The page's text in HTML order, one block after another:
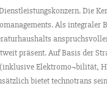
Die
Als integraler
präsent. Auf Basis der
Elektromo¬bilität,
bietet technotrans